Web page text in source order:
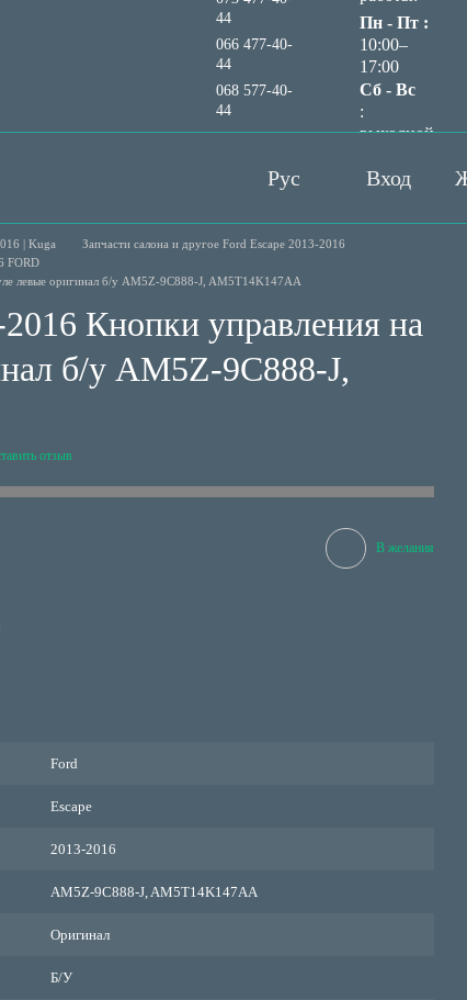
44
066 477-40-
44
068 577-40-
44
Перезвонить вам?
Пн - Пт :
10:00–
17:00
Сб - Вс
:
выходной
Рус Вход
| Kuga
Запчасти салона и другое Ford Escape 2013-2016
FORD
левые оригинал б/у AM5Z-9C888-J, AM5T14K147AA
Кнопки управления на
б/у AM5Z-9C888-J,
отзыв
В желания
Ford
Escape
2013-2016
AM5Z-9C888-J, AM5T14K147AA
Оригинал
Б/У